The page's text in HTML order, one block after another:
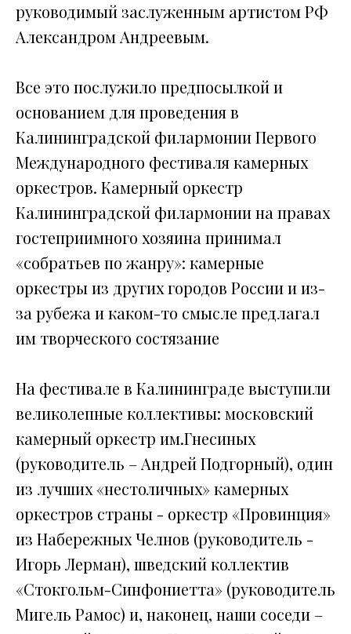
руководимый заслуженным артистом РФ
Александром Андреевым.
Все это послужило предпосылкой и
основанием для проведения в
Калининградской филармонии Первого
Международного фестиваля камерных
оркестров. Камерный оркестр
Калининградской филармонии на правах
гостеприимного хозяина принимал
«собратьев по жанру»: камерные
оркестры из других городов России и из-
за рубежа и каком-то смысле предлагал
им творческого состязание
На фестивале в Калининграде выступили
великолепные коллективы: московский
камерный оркестр им.Гнесиных
(руководитель – Андрей Подгорный), один
из лучших «нестоличных» камерных
оркестров страны - оркестр «Провинция»
из Набережных Челнов (руководитель -
Игорь Лерман), шведский коллектив
«Стокгольм-Синфониетта» (руководитель
Мигель Рамос) и, наконец, наши соседи –